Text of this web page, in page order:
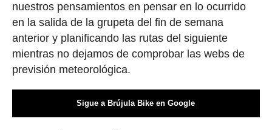
nuestros pensamientos en pensar en lo ocurrido
en la salida de la grupeta del fin de semana
anterior y planificando las rutas del siguiente
mientras no dejamos de comprobar las webs de
previsión meteorológica.
Sigue a Brújula Bike en Google